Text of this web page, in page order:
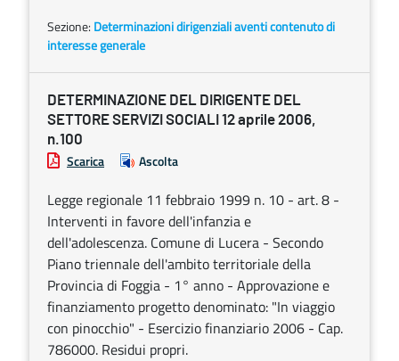
Sezione: Determinazioni dirigenziali aventi contenuto di
interesse generale
DETERMINAZIONE DEL DIRIGENTE DEL
SETTORE SERVIZI SOCIALI 12 aprile 2006,
n.100
Scarica Ascolta
Legge regionale 11 febbraio 1999 n. 10 - art. 8 -
Interventi in favore dell'infanzia e
dell'adolescenza. Comune di Lucera - Secondo
Piano triennale dell'ambito territoriale della
Provincia di Foggia - 1° anno - Approvazione e
finanziamento progetto denominato: "In viaggio
con pinocchio" - Esercizio finanziario 2006 - Cap.
786000. Residui propri.